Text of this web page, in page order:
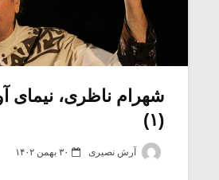
شهرام ناظری، نیمای
(۱)
آرش نصیری ۳۰ بهمن ۱۴۰۲